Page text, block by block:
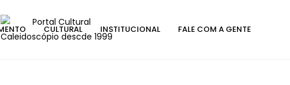
CULTURAL INSTITUCIONAL FALE COM A GENTE